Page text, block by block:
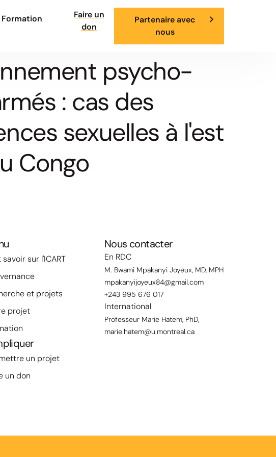
Formation
Faire un
don
Partenaire avec
nous
psycho-
: cas des
sexuelles à l'est
Congo
savoir sur l'ICART
et projets
projet
un projet
un don
Nous contacter
En RDC
M. Bwami Mpakanyi Joyeux, MD, MPH
mpakanyijoyeux84@gmail.com
+243 995 676 017
International
Professeur Marie Hatem, PhD,
marie.hatem@u.montreal.ca